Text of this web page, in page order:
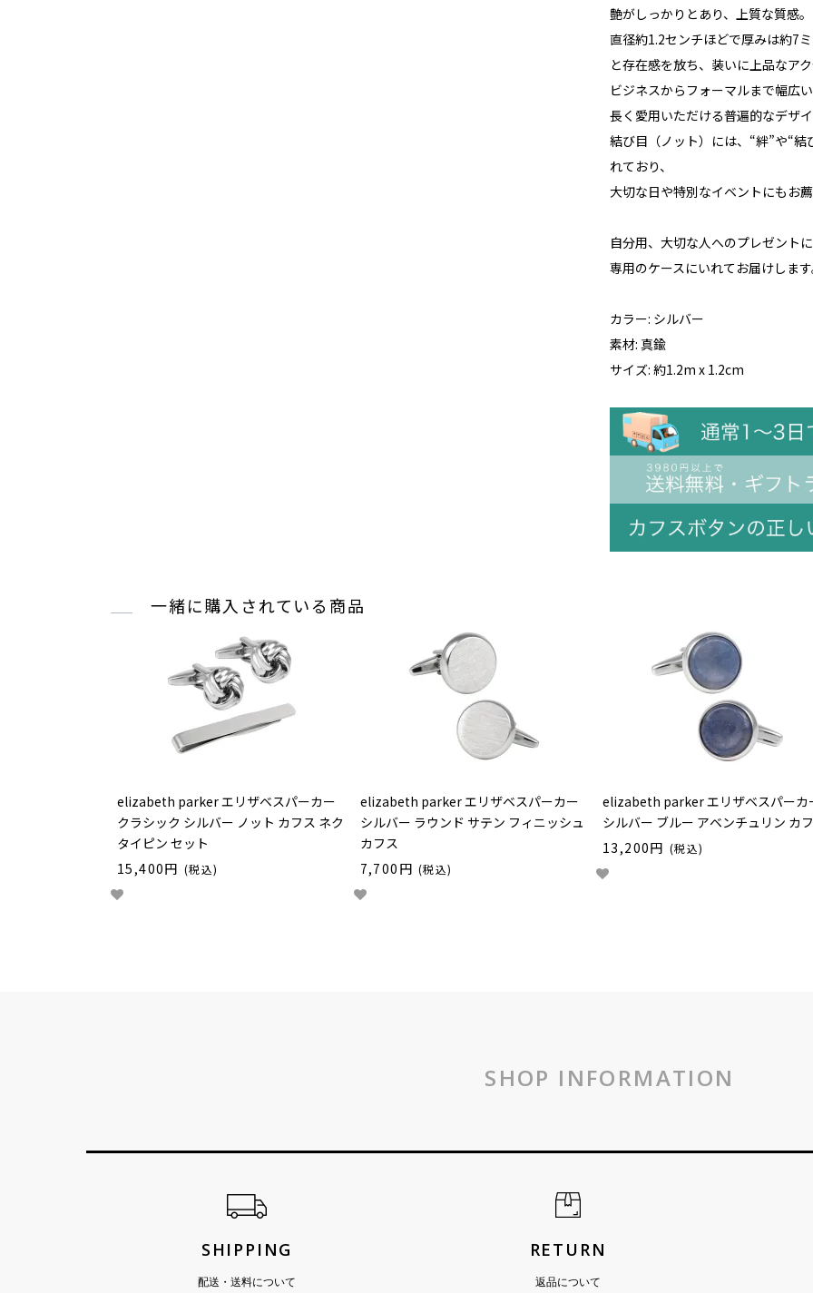
艶がしっかりとあり、上質な質感。
直径約1.2センチほどで厚みは約7
と存在感を放ち、装いに上品なア
ビジネスからフォーマルまで幅広
長く愛用いただける普遍的なデザ
結び目（ノット）には、“絆”や“
れており、
大切な日や特別なイベントにもお
自分用、大切な人へのプレゼント
専用のケースにいれてお届けしま
カラー: シルバー
素材: 真鍮
サイズ: 約1.2m x 1.2cm
一緒に購入されている商品
elizabeth parker エリザベスパーカー
クラシック シルバー ノット カフス ネク
タイピン セット
15,400円 (税込)
elizabeth parker エリザベスパーカー
シルバー ラウンド サテン フィニッシュ
カフス
7,700円 (税込)
elizabeth parker エリザベスパーカ
シルバー ブルー アベンチュリン カ
13,200円 (税込)
SHOP INFORMATION
ショッピングガイド
SHIPPING
配送・送料について
RETURN
返品について